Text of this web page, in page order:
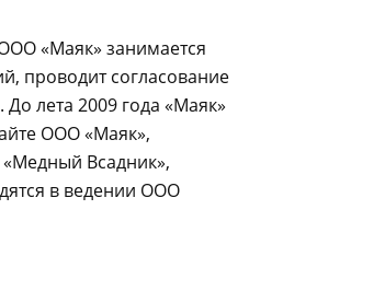
«Маяк» занимается
проводит согласование
лета 2009 года «Маяк»
ООО «Маяк»,
Всадник»,
в ведении ООО